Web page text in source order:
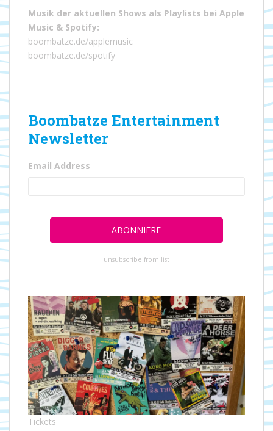
Musik der aktuellen Shows als Playlists bei Apple
Music & Spotify:
boombatze.de/applemusic
boombatze.de/spotify
Boombatze Entertainment
Newsletter
Email Address
unsubscribe from list
Tickets